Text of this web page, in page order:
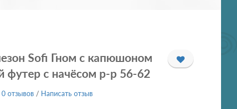
Sofi Гном с капюшоном
футер с начёсом р-р 56-62
0 отзывов / Написать отзыв